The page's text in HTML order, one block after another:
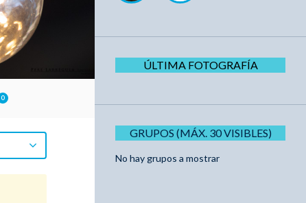
0
ÚLTIMA FOTOGRAFÍA
GRUPOS (MÁX. 30 VISIBLES)
No hay grupos a mostrar